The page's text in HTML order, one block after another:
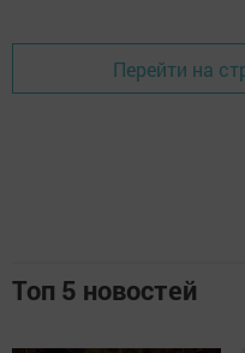
Перейти на
Топ 5 новостей